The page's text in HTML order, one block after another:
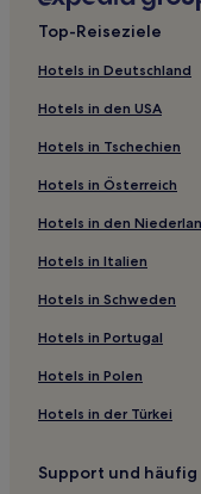
Haustierfreundliche
Familien in Redewisch
Familien in Rerik
Haustierfreundliche
Strand in
Hotels mit Pool in
Hotels mit Parkplatz
Familien in
Hotels mit
Business in
Hotels mit
Haustierfreundliche
Hotels mit
Top-Reiseziele
Hotels in Deutschland
Hotels in den USA
Hotels in Tschechien
Hotels in Österreich
Hotels in den
Hotels in Italien
Hotels in Schweden
Hotels in Portugal
Hotels in Polen
Hotels in der Türkei
Support und